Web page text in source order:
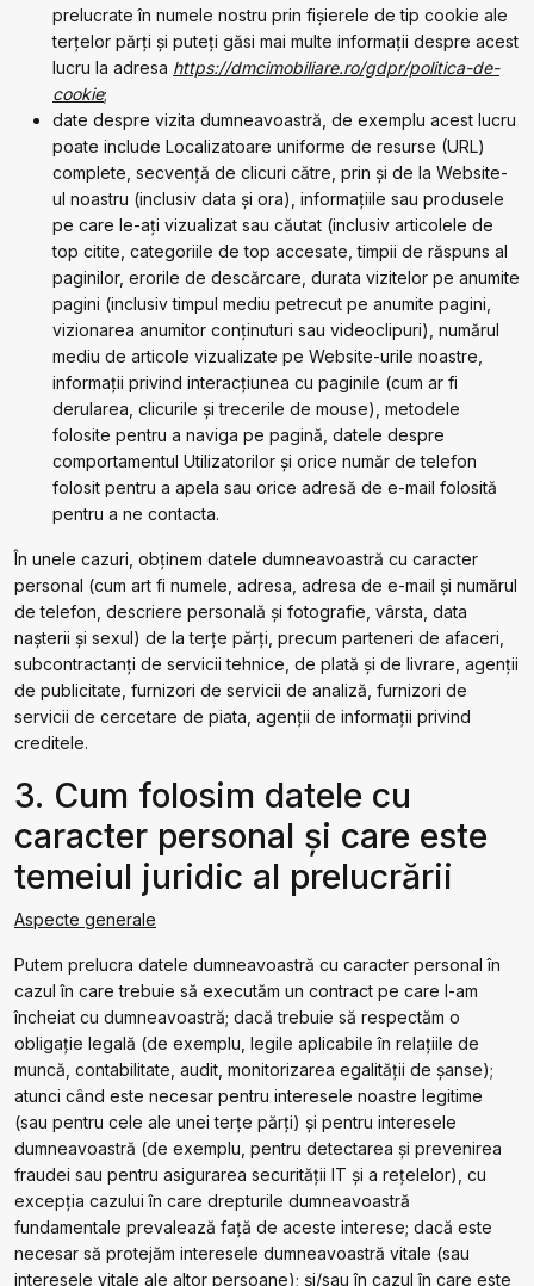
prelucrate în numele nostru prin fişierele de tip cookie ale
terțelor părți și puteți găsi mai multe informații despre acest
lucru la adresa https://dmcimobiliare.ro/gdpr/politica-de-
cookie;
date despre vizita dumneavoastră, de exemplu acest lucru
poate include Localizatoare uniforme de resurse (URL)
complete, secvență de clicuri către, prin și de la Website-
ul noastru (inclusiv data și ora), informațiile sau produsele
pe care le-ați vizualizat sau căutat (inclusiv articolele de
top citite, categoriile de top accesate, timpii de răspuns al
paginilor, erorile de descărcare, durata vizitelor pe anumite
pagini (inclusiv timpul mediu petrecut pe anumite pagini,
vizionarea anumitor conținuturi sau videoclipuri), numărul
mediu de articole vizualizate pe Website-urile noastre,
informații privind interacțiunea cu paginile (cum ar fi
derularea, clicurile și trecerile de mouse), metodele
folosite pentru a naviga pe pagină, datele despre
comportamentul Utilizatorilor și orice număr de telefon
folosit pentru a apela sau orice adresă de e-mail folosită
pentru a ne contacta.
În unele cazuri, obținem datele dumneavoastră cu caracter
personal (cum art fi numele, adresa, adresa de e-mail și numărul
de telefon, descriere personală și fotografie, vârsta, data
nașterii și sexul) de la terțe părți, precum parteneri de afaceri,
subcontractanți de servicii tehnice, de plată și de livrare, agenții
de publicitate, furnizori de servicii de analiză, furnizori de
servicii de cercetare de piata, agenții de informații privind
creditele.
3. Cum folosim datele cu
caracter personal și care este
temeiul juridic al prelucrării
Aspecte generale
Putem prelucra datele dumneavoastră cu caracter personal în
cazul în care trebuie să executăm un contract pe care l-am
încheiat cu dumneavoastră; dacă trebuie să respectăm o
obligație legală (de exemplu, legile aplicabile în relaţiile de
muncă, contabilitate, audit, monitorizarea egalității de șanse);
atunci când este necesar pentru interesele noastre legitime
(sau pentru cele ale unei terțe părți) și pentru interesele
dumneavoastră (de exemplu, pentru detectarea și prevenirea
fraudei sau pentru asigurarea securității IT și a rețelelor), cu
excepția cazului în care drepturile dumneavoastră
fundamentale prevalează față de aceste interese; dacă este
necesar să protejăm interesele dumneavoastră vitale (sau
interesele vitale ale altor persoane); și/sau în cazul în care este